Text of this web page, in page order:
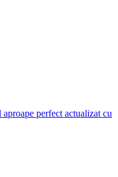
perfect actualizat cu